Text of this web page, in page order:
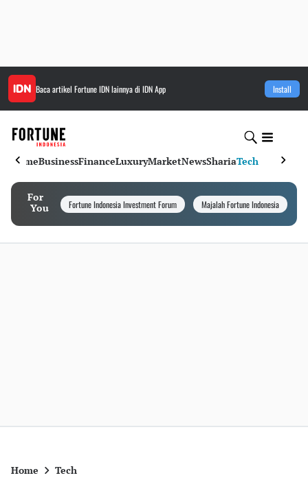
Baca artikel Fortune IDNlainnya di IDN App Install
HomeBusinessFinanceLuxuryMarketNewsShariaTech
For
You
Fortune Indonesia Investment Forum Majalah Fortune Indonesia
Home Tech